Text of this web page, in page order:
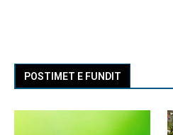
POSTIMET E FUNDIT